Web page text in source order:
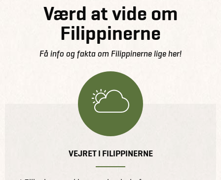
Værd at vide om
Filippinerne
Få info og fakta om Filippinerne lige her!
VEJRET I FILIPPINERNE